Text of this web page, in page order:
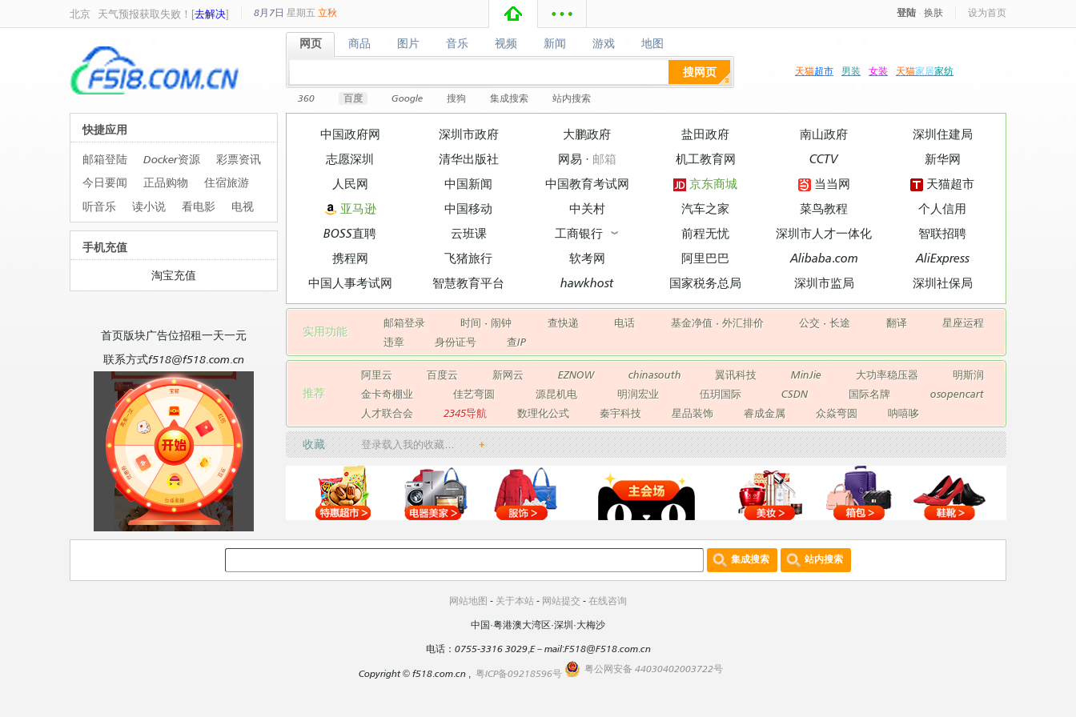
北京 天气预报获取失败！[去解决] 8月7日 星期五 立秋 登陆 换肤 设为首页
网页
网页 商品
商品 图片
图片 音乐
音乐 视频
视频 新闻
新闻 游戏
游戏 地图
地图
搜网页
360 百度 Google 搜狗 集成搜索 站内搜索
天猫超市 男装 女装 天猫家居家纺
中国政府网 深圳市政府 大鹏政府 盐田政府 南山政府
深圳住建局
志愿深圳
清华出版社 网易 · 邮箱 机工教育网 CCTV
新华网
人民网
中国新闻 中国教育考试网 京东商城 当当网
天猫超市
亚马逊
中国移动 中关村 汽车之家 菜鸟教程
个人信用
BOSS直聘
云班课 工商银行 ︾ 前程无忧 深圳市人才一体化
智联招聘
携程网
飞猪旅行 软考网 阿里巴巴 Alibaba.com
AliExpress
中国人事考试网
智慧教育平台 hawkhost 国家税务总局 深圳市监局 深圳社保局
实用功能
邮箱登录 时间 · 闹钟 查快递 电话 基金净值· 外汇排价 公交 ·长途 翻译
星座运程
违章
身份证号 查IP
推荐
阿里云 百度云 新网云 EZNOW chinasouth 翼讯科技 MinJie 大功率稳压器
明斯润
金卡奇棚业
佳艺弯圆 源昆机电 明润宏业 伍玥国际 CSDN 国际名牌
osopencart
人才联合会
2345导航 数理化公式 秦宇科技 星品装饰 睿成金属 众焱弯圆 呐嘻哆
收藏 登录载入我的收藏… +
快捷应用
邮箱登陆 Docker资源
彩票资讯
今日要闻
正品购物
住宿旅游
听音乐
读小说 看电影 电视
手机充值
淘宝充值
首页版块广告位招租一天一元
联系方式f518@f518.com.cn
集成搜索 站内搜索
网站地图 - 关于本站 - 网站提交 - 在线咨询
中国·粤港澳大湾区·深圳·大梅沙
电话：0755-3316 3029,E－mail:F518@F518.com.cn
Copyright©f518.com.cn , 粤ICP备09218596号 粤公网安备 44030402003722号